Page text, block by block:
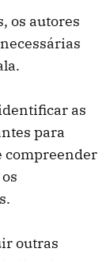
os autores
as
para
compreender
outras